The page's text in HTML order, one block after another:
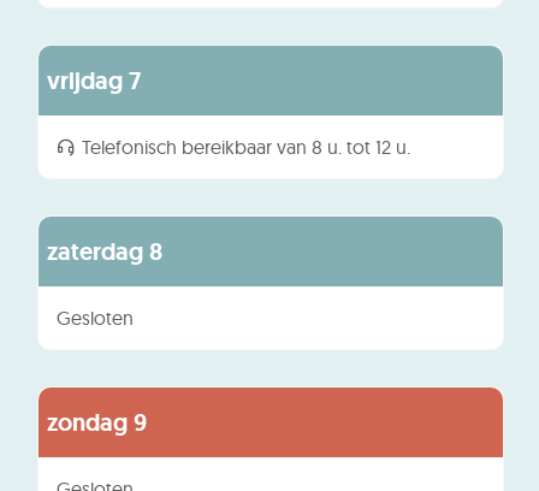
vrijdag7
augustus
2026
Telefonisch bereikbaar van 8 u. tot 12 u.
zaterdag8
augustus
Gesloten
zondag9
augustus